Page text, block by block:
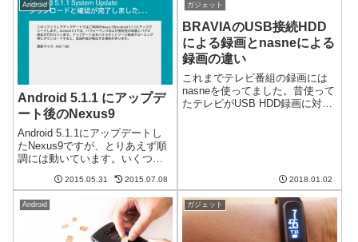
Link Amp についての記事をいろ
い...
Android
Android 5.1.1 にアップデ
ート後のNexus9
Android 5.1.1にアップデートし
たNexus9ですが、とりあえず順
調には動いています。いくつか
うになった体感ですが、画面の
移り変わりとか、操作に対して
きびきびと反応するようになっ
たような気がします。CP...
2015.05.31 2015.07.08
ガジェット
BRAVIAのUSB接続HDD
による録画とnasneによる
録画の違い
これまでテレビ番組の録画には
nasneを使ってました。昔使って
たテレビがUSB HDD録画に対応
2018.01.02
Android ガジェット